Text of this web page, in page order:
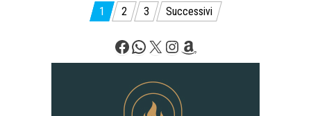
Paginazione
articoli
1 2 3 Successivi
Facebook
WhatsApp
X Instagram
Amazon